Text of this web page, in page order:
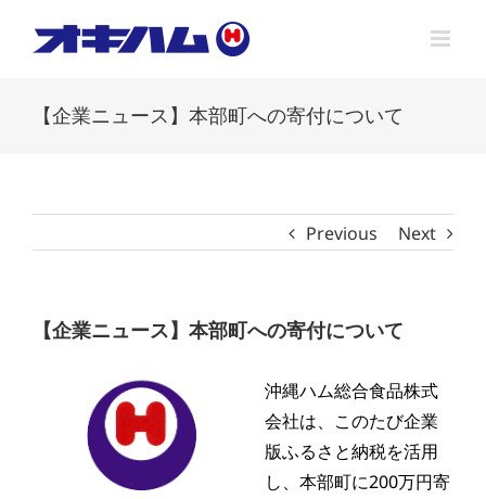
【企業ニュース】本部町への寄付について
Previous Next
【企業ニュース】本部町への寄付について
沖縄ハム総合食品株式
会社は、このたび企業
版ふるさと納税を活用
し、本部町に200万円寄